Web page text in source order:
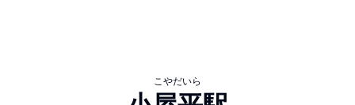
こやだいら